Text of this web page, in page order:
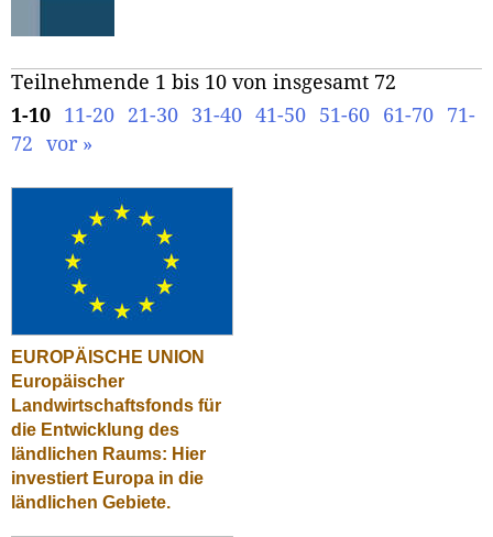
Teilnehmende 1 bis 10 von insgesamt 72
1-10
11-20 21-30 31-40 41-50 51-60 61-70
71-
72
vor »
EUROPÄISCHE UNION
Europäischer
Landwirtschaftsfonds für
die Entwicklung des
ländlichen Raums: Hier
investiert Europa in die
ländlichen Gebiete.